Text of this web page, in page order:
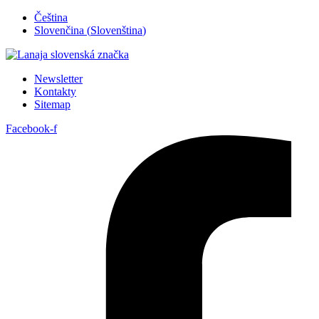
Přejít
Čeština
Slovenčina (Slovenština)
Newsletter
Kontakty
Sitemap
Facebook-f